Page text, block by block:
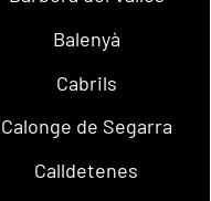
Balenyà
Cabrils
Calonge de Segarra
Calldetenes